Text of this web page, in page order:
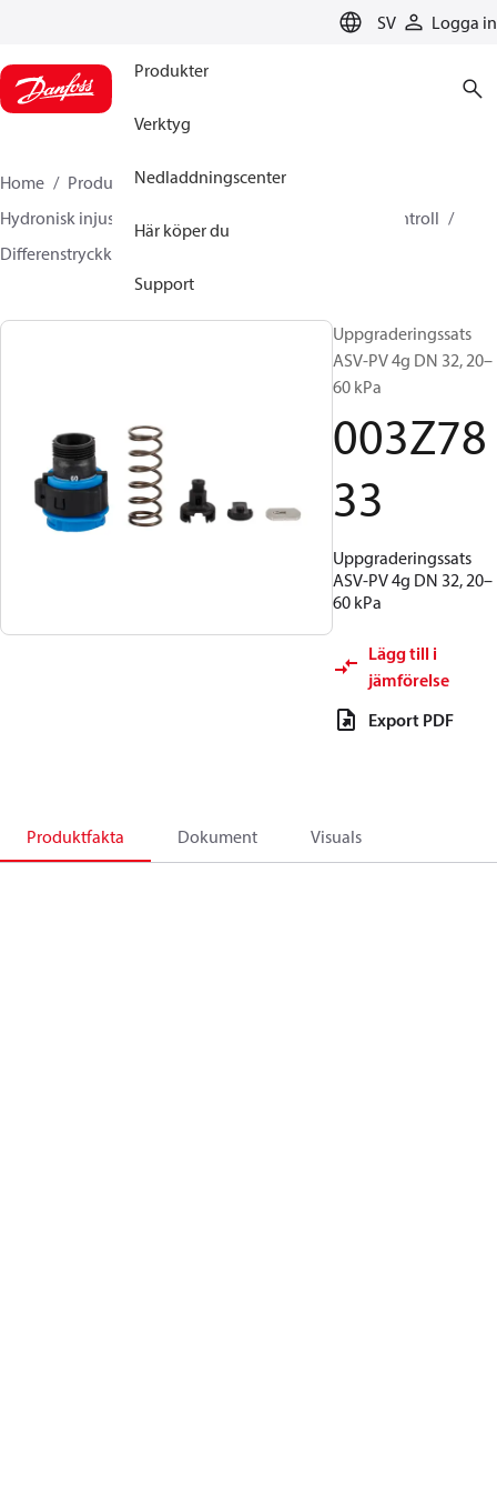
SV Logga in
Produkter
Verktyg
Nedladdningscenter
Här köper du
Support
Home Produkter
Climate Solutions for heating
Hydronisk injustering och styrning
Differenstryckkontroll
Differenstryckkontroll, tillbehör
Uppgraderingssats
ASV-PV 4g DN 32, 20–
60 kPa
003Z78
33
Uppgraderingssats
ASV-PV 4g DN 32, 20–
60 kPa
Lägg till i
jämförelse
Export PDF
Produktfakta Dokument Visuals